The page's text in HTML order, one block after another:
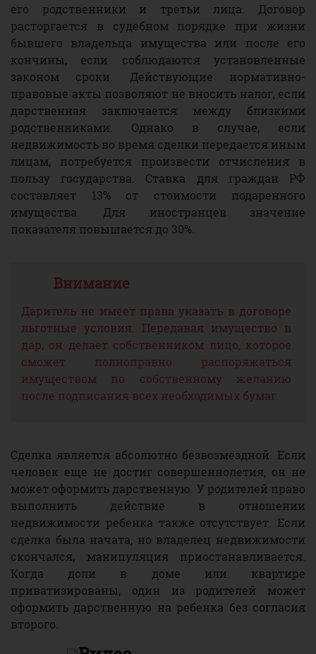
его родственники и третьи лица. Договор
расторгается в судебном порядке при жизни
бывшего владельца имущества или после его
кончины, если соблюдаются установленные
законом сроки. Действующие нормативно-
правовые акты позволяют не вносить налог, если
дарственная заключается между близкими
родственниками. Однако в случае, если
недвижимость во время сделки передается иным
лицам, потребуется произвести отчисления в
пользу государства. Ставка для граждан РФ
составляет 13% от стоимости подаренного
имущества. Для иностранцев значение
показателя повышается до 30%.
Даритель не имеет права указать в договоре
льготные условия. Передавая имущество в
дар, он делает собственником лицо, которое
сможет полноправно распоряжаться
имуществом по собственному желанию
после подписания всех необходимых бумаг.
Сделка является абсолютно безвозмездной. Если
человек еще не достиг совершеннолетия, он не
может оформить дарственную. У родителей право
выполнить действие в отношении
недвижимости ребенка также отсутствует. Если
сделка была начата, но владелец недвижимости
скончался, манипуляция приостанавливается.
Когда доли в доме или квартире
приватизированы, один из родителей может
оформить дарственную на ребенка без согласия
второго.